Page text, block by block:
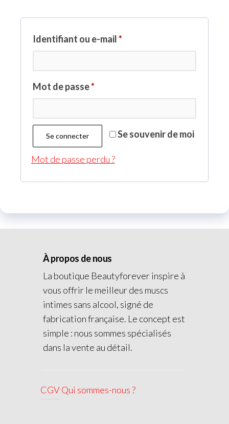
Identifiant ou e-mail*
Mot de passe*
Se souvenir de moi
Se connecter
Mot de passe perdu ?
À propos de nous
La boutique Beautyforever inspire à
vous offrir le meilleur des muscs
intimes sans alcool, signé de
fabrication française. Le concept est
simple : nous sommes spécialisés
dans la vente au détail.
CGVQui sommes-nous ?